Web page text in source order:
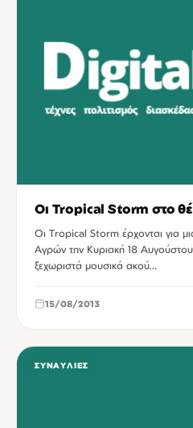
Οι Tropical Storm στο
Οι Tropical Storm έρχονται για
Αγρών την Κυριακή 18
ξεχωριστά μουσικά ακού…
15/08/2013
ΣΥΝΑΥΛΊΕΣ